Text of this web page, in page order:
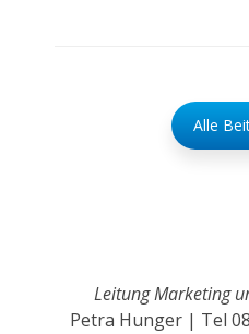
Alle
Leitung Marketing
Petra Hunger | Tel